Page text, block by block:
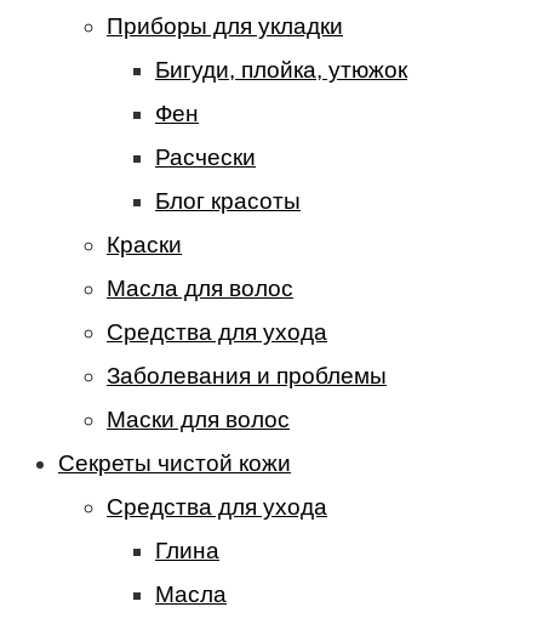
Приборы для укладки
Бигуди, плойка, утюжок
Фен
Расчески
Блог красоты
Краски
Масла для волос
Средства для ухода
Заболевания и проблемы
Маски для волос
Секреты чистой кожи
Средства для ухода
Глина
Масла